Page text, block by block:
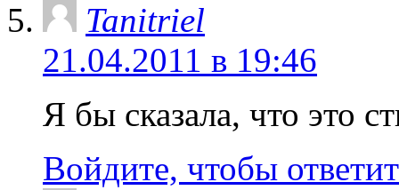
Tanitriel
21.04.2011 в 19:46
Я бы сказала, что это
Войдите, чтобы